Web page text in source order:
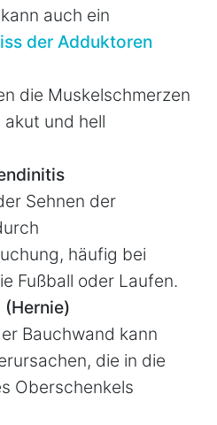
auch ein
der Adduktoren
die Muskelschmerzen
und hell
Sehnen der
häufig bei
Fußball oder Laufen.
Bauchwand kann
die in die
Oberschenkels